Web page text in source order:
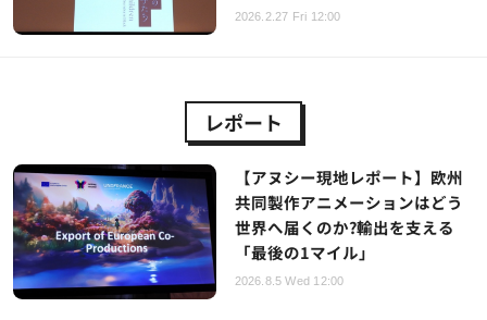
2026.2.27 Fri 12:00
レポート
【アヌシー現地レポート】欧州
共同製作アニメーションはどう
世界へ届くのか?輸出を支える
「最後の1マイル」
2026.8.5 Wed 12:00